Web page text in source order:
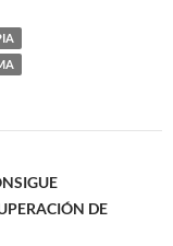
DE